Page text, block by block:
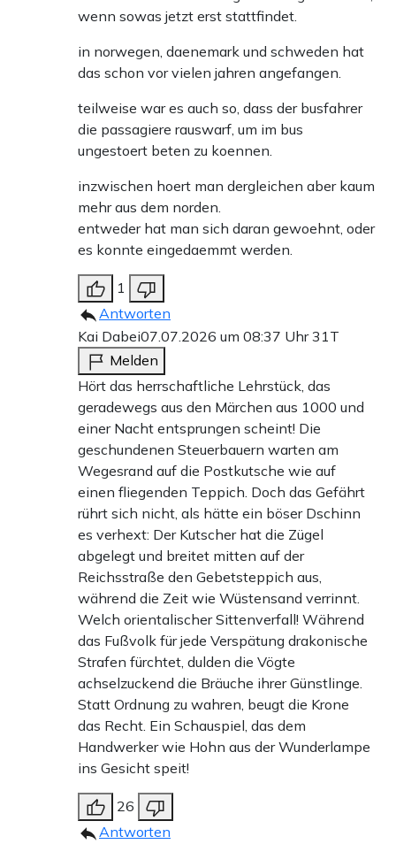
wenn sowas jetzt erst stattfindet.
in norwegen, daenemark und schweden hat
das schon vor vielen jahren angefangen.
teilweise war es auch so, dass der busfahrer
die passagiere rauswarf, um im bus
ungestoert beten zu koennen.
inzwischen hoert man dergleichen aber kaum
mehr aus dem norden.
entweder hat man sich daran gewoehnt, oder
es konnte eingedaemmt werden.
1
Antworten
Kai Dabei07.07.2026 um 08:37 Uhr31T
Melden
Hört das herrschaftliche Lehrstück, das
geradewegs aus den Märchen aus 1000 und
einer Nacht entsprungen scheint! Die
geschundenen Steuerbauern warten am
Wegesrand auf die Postkutsche wie auf
einen fliegenden Teppich. Doch das Gefährt
rührt sich nicht, als hätte ein böser Dschinn
es verhext: Der Kutscher hat die Zügel
abgelegt und breitet mitten auf der
Reichsstraße den Gebetsteppich aus,
während die Zeit wie Wüstensand verrinnt.
Welch orientalischer Sittenverfall! Während
das Fußvolk für jede Verspätung drakonische
Strafen fürchtet, dulden die Vögte
achselzuckend die Bräuche ihrer Günstlinge.
Statt Ordnung zu wahren, beugt die Krone
das Recht. Ein Schauspiel, das dem
Handwerker wie Hohn aus der Wunderlampe
ins Gesicht speit!
26
Antworten